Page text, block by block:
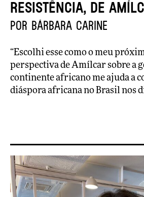
resistência, de
por Bárbara Carine
“Escolhi esse como o meu
perspectiva de Amílcar sobre a
continente africano me ajuda a
diáspora africana no Brasil nos